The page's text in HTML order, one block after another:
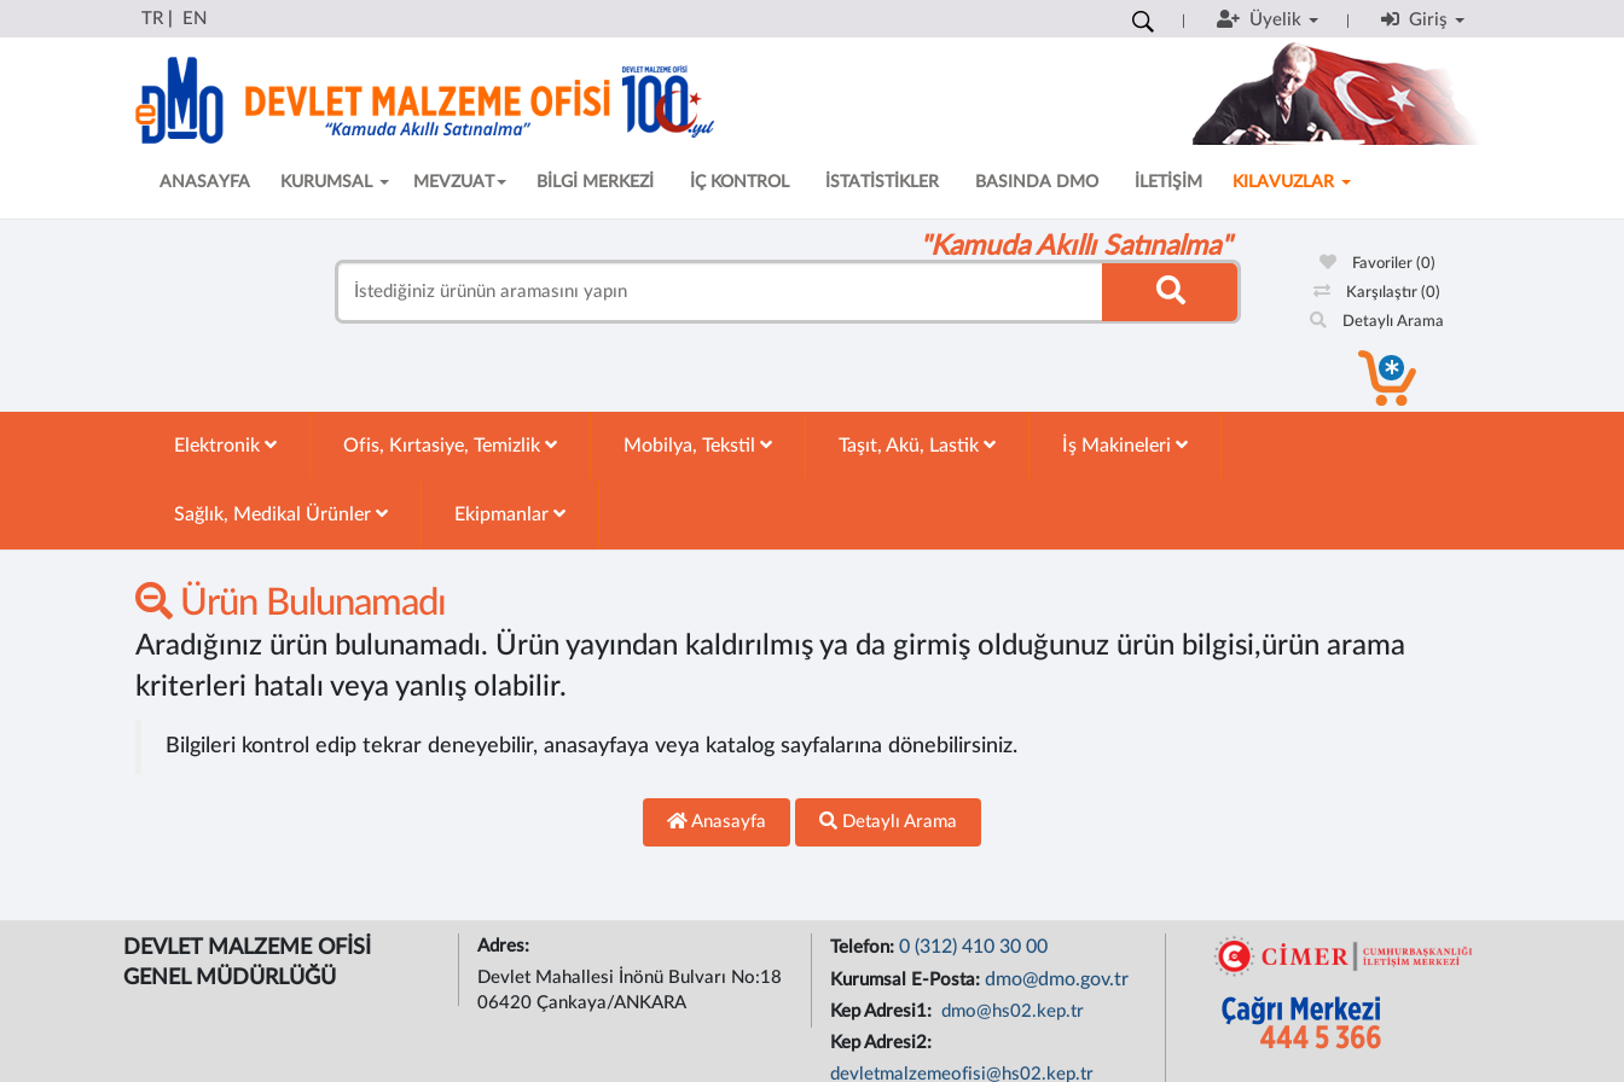
TR EN Üyelik Giriş
ANASAYFA KURUMSAL MEVZUAT BİLGİ MERKEZİ İÇ KONTROL İSTATİSTİKLER BASINDA DMO İLETİŞİM KILAVUZLAR
"Kamuda Akıllı Satınalma"
Favoriler (0)
Karşılaştır (0)
Detaylı Arama
Elektronik Ofis, Kırtasiye, Temizlik Mobilya, Tekstil Taşıt, Akü, Lastik İş Makineleri
Sağlık, Medikal Ürünler Ekipmanlar
Ürün Bulunamadı
Aradığınız ürün bulunamadı. Ürün yayından kaldırılmış ya da girmiş olduğunuz ürün bilgisi,ürün arama
kriterleri hatalı veya yanlış olabilir.
Bilgileri kontrol edip tekrar deneyebilir, anasayfaya veya katalog sayfalarına dönebilirsiniz.
Anasayfa Detaylı Arama
DEVLET MALZEME OFİSİ
GENEL MÜDÜRLÜĞÜ
Adres:
Devlet Mahallesi İnönü Bulvarı No:18
06420 Çankaya/ANKARA
Telefon: 0 (312) 410 30 00
Kurumsal E-Posta: dmo@dmo.gov.tr
Kep Adresi1: dmo@hs02.kep.tr
Kep Adresi2:
devletmalzemeofisi@hs02.kep.tr